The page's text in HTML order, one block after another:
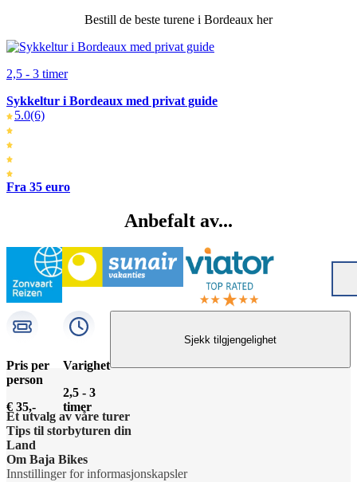
Bestill de beste turene i Bordeaux her
2,5 - 3 timer
Sykkeltur i Bordeaux med privat guide
5.0(6)
Fra 35 euro
Anbefalt av...
Pris per
person
€ 35,-
Varighet
2,5 - 3
timer
Sjekk tilgjengelighet
Et utvalg av våre turer
Tips til storbyturen din
Land
Om Baja Bikes
Innstillinger for informasjonskapsler